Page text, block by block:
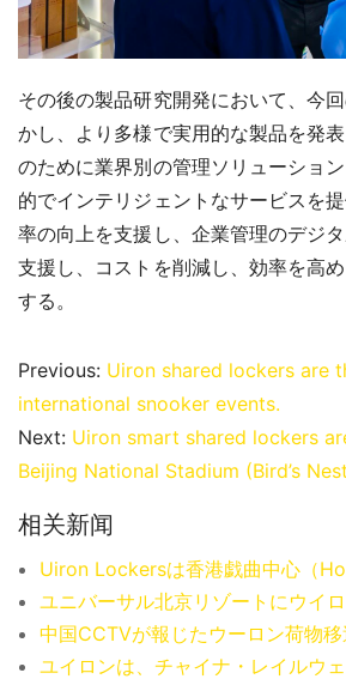
その後の製品研究開発において、今
かし、より多様で実用的な製品を発
のために業界別の管理ソリューショ
的でインテリジェントなサービスを
率の向上を支援し、企業管理のデジ
支援し、コストを削減し、効率を高
する。
Previous: Uiron shared lockers are
international snooker events.
Next: Uiron smart shared lockers
Beijing National Stadium (Bird’s
相关新闻